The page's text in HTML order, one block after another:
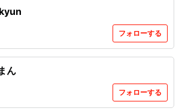
フォローする
ん
フォローする